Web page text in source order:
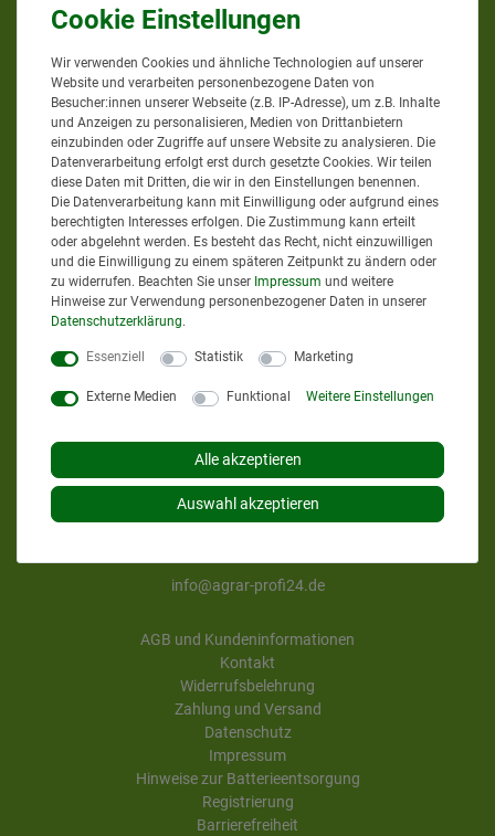
Google Bewertungen
4,9bei58 Bewertungen
Informationen zur Echtheit
von Kundenbewertungen
AGRAR-PROFI24.DE
Mo. - Do. von 8 bis 12 Uhr
Mo. - Do. von 13 bis 17 Uhr
Fr. von 8 bis 13 Uhr
Tel. 08462 95274-66
info@agrar-profi24.de
AGB und Kundeninformationen
Kontakt
Widerrufsbelehrung
Zahlung und Versand
Datenschutz
Impressum
Hinweise zur Batterieentsorgung
Registrierung
Barrierefreiheit
Wir verwenden Cookies und ähnliche Technologien auf unserer
Website und verarbeiten personenbezogene Daten von
Besucher:innen unserer Webseite (z.B. IP-Adresse), um z.B. Inhalte
und Anzeigen zu personalisieren, Medien von Drittanbietern
einzubinden oder Zugriffe auf unsere Website zu analysieren. Die
Datenverarbeitung erfolgt erst durch gesetzte Cookies. Wir teilen
diese Daten mit Dritten, die wir in den Einstellungen benennen.
Die Datenverarbeitung kann mit Einwilligung oder aufgrund eines
berechtigten Interesses erfolgen. Die Zustimmung kann erteilt
oder abgelehnt werden. Es besteht das Recht, nicht einzuwilligen
und die Einwilligung zu einem späteren Zeitpunkt zu ändern oder
zu widerrufen. Beachten Sie unser Impressum und weitere
Hinweise zur Verwendung personenbezogener Daten in unserer
Daten­schutz­erklärung.
Essenziell Statistik Marketing
Externe Medien Funktional Weitere Einstellungen
Alle akzeptieren
Auswahl akzeptieren